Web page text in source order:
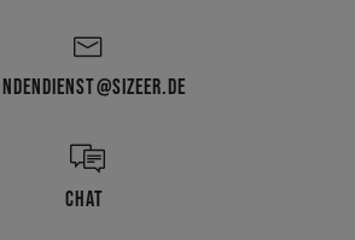
CHAT